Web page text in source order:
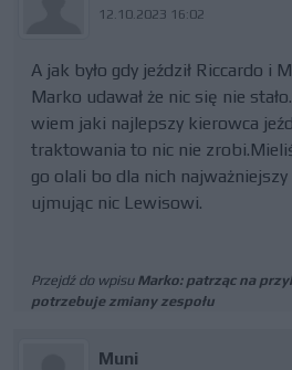
12.10.2023 16:02
A jak było gdy jeździł Riccardo i
Marko udawał że nic się nie
wiem jaki najlepszy kierowca
traktowania to nic nie
go olali bo dla nich najważniejszy
ujmując nic Lewisowi.
Przejdź do wpisu Marko: patrząc na
potrzebuje zmiany zespołu
Muni